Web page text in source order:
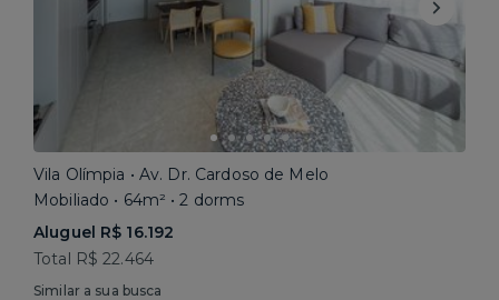
Vila Olímpia • Av. Dr. Cardoso de Melo
Mobiliado • 64m² • 2 dorms
Aluguel R$ 16.192
Total R$ 22.464
Similar a sua busca